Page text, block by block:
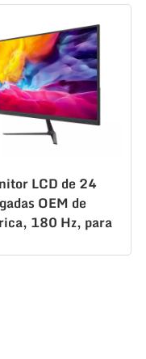
LCD de 24
OEM de
180 Hz, para
S238Q180